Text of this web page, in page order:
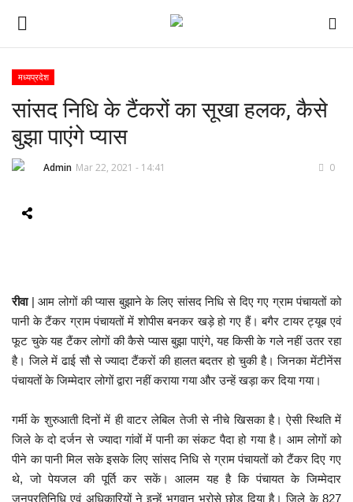
ई-पेपर
होम
देश
दुनिया
मध्यप्रदेश
छत्तीसगढ़
मनोरंजन
मध्यप्रदेश
सांसद निधि के टैंकरों का सूखा हलक, कैसे
बुझा पाएंगे प्यास
Admin Mar 22, 2021 - 14:41 0
रीवा | आम लोगों की प्यास बुझाने के लिए सांसद निधि से दिए गए ग्राम पंचायतों को
पानी के टैंकर ग्राम पंचायतों में शोपीस बनकर खड़े हो गए हैं। बगैर टायर ट्यूब एवं
फूट चुके यह टैंकर लोगों की कैसे प्यास बुझा पाएंगे, यह किसी के गले नहीं उतर रहा
है। जिले में ढाई सौ से ज्यादा टैंकरों की हालत बदतर हो चुकी है। जिनका मेंटीनेंस
पंचायतों के जिम्मेदार लोगों द्वारा नहीं कराया गया और उन्हें खड़ा कर दिया गया।
गर्मी के शुरुआती दिनों में ही वाटर लेबिल तेजी से नीचे खिसका है। ऐसी स्थिति में
जिले के दो दर्जन से ज्यादा गांवों में पानी का संकट पैदा हो गया है। आम लोगों को
पीने का पानी मिल सके इसके लिए सांसद निधि से ग्राम पंचायतों को टैंकर दिए गए
थे, जो पेयजल की पूर्ति कर सकें। आलम यह है कि पंचायत के जिम्मेदार
जनप्रतिनिधि एवं अधिकारियों ने इन्हें भगवान भरोसे छोड़ दिया है। जिले के 827